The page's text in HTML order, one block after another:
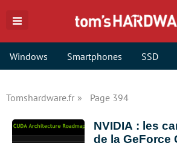
Windows Smartphones SSD
Tomshardware.fr Page 394
NVIDIA : les
de la GeForce